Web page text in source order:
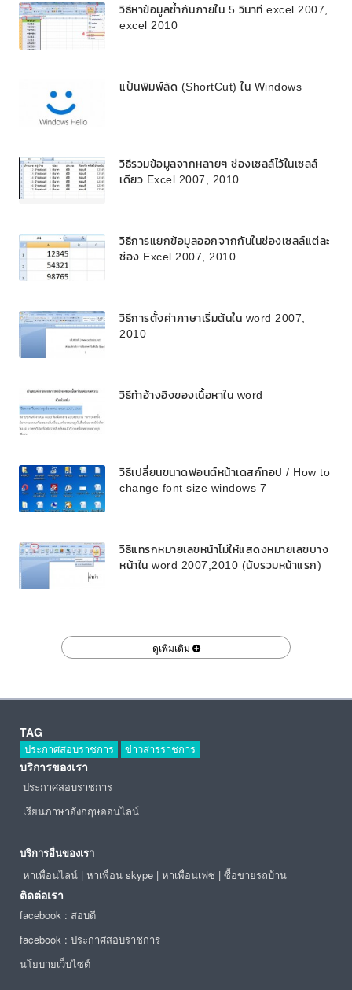
วิธีหาข้อมูลซ้ำกันภายใน 5 วินาที excel 2007,
excel 2010
แป้นพิมพ์ลัด (ShortCut) ใน Windows
วิธีรวมข้อมูลจากหลายๆ ช่องเซลล์ไว้ในเซลล์
เดียว Excel 2007, 2010
วิธีการแยกข้อมูลออกจากกันในช่องเซลล์แต่ละ
ช่อง Excel 2007, 2010
วิธีการตั้งค่าภาษาเริ่มต้นใน word 2007,
2010
วิธีทำอ้างอิงของเนื้อหาใน word
วิธีเปลี่ยนขนาดฟอนต์หน้าเดสก์ทอป / How to
change font size windows 7
วิธีแทรกหมายเลขหน้าไม่ให้แสดงหมายเลขบาง
หน้าใน word 2007,2010 (นับรวมหน้าแรก)
ดูเพิ่มเติม
TAG
ประกาศสอบราชการ ข่าวสารราชการ
บริการของเรา
ประกาศสอบราชการ
เรียนภาษาอังกฤษออนไลน์
บริการอื่นของเรา
หาเพื่อนไลน์ | หาเพื่อน skype | หาเพื่อนเฟซ | ซื้อขายรถบ้าน
ติดต่อเรา
facebook : สอบดี
facebook : ประกาศสอบราชการ
นโยบายเว็บไซต์